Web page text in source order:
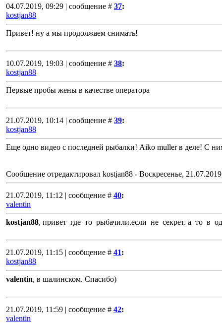
04.07.2019, 09:29 | сообщение # 37:
kostjan88
Привет! ну а мы продолжаем снимать!
10.07.2019, 19:03 | сообщение # 38:
kostjan88
Первые пробы жены в качестве оператора
21.07.2019, 10:14 | сообщение # 39:
kostjan88
Еще одно видео с последней рыбалки! Aiko muller в деле! С
Сообщение отредактировал kostjan88 - Воскресенье,
21.07.2019, 11:12 | сообщение # 40:
valentin
kostjan88, привет где то рыбачили.если не секрет. а то в
21.07.2019, 11:15 | сообщение # 41:
kostjan88
valentin, в шалинском. Спасибо)
21.07.2019, 11:59 | сообщение # 42:
valentin